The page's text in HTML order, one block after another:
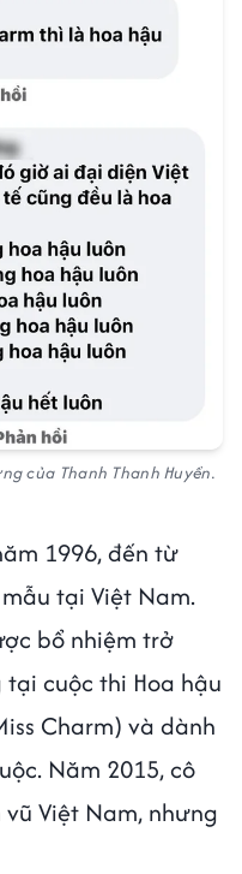
của Thanh Thanh Huyền.
1996, đến từ
tại Việt Nam.
bổ nhiệm trở
cuộc thi Hoa hậu
Charm) và dành
Năm 2015, cô
Việt Nam, nhưng